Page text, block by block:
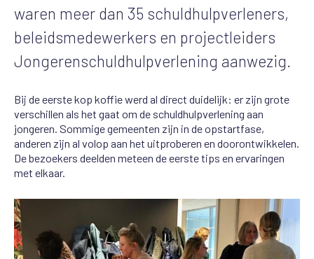
waren meer dan 35 schuldhulpverleners,
beleidsmedewerkers en projectleiders
Jongerenschuldhulpverlening aanwezig.
Bij de eerste kop koffie werd al direct duidelijk: er zijn grote
verschillen als het gaat om de schuldhulpverlening aan
jongeren. Sommige gemeenten zijn in de opstartfase,
anderen zijn al volop aan het uitproberen en doorontwikkelen.
De bezoekers deelden meteen de eerste tips en ervaringen
met elkaar.